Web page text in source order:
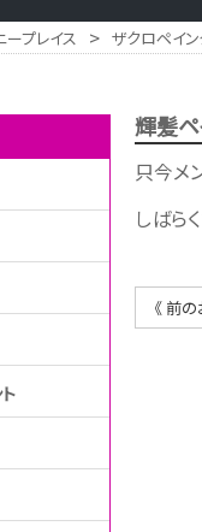
ープレイス > ザクロペイ
輝髪
只今メ
しばら
《 前